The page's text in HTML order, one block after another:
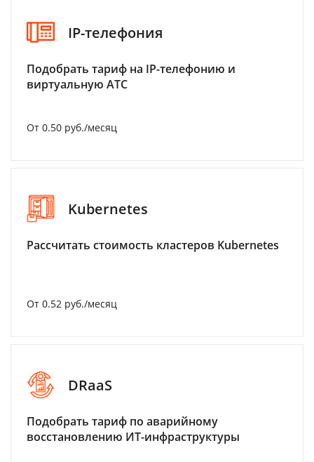
IP-телефония
Подобрать тариф на IP-телефонию и
виртуальную АТС
От 0.50 руб./месяц
Kubernetes
Рассчитать стоимость кластеров Kubernetes
От 0.52 руб./месяц
DRaaS
Подобрать тариф по аварийному
восстановлению ИТ-инфраструктуры